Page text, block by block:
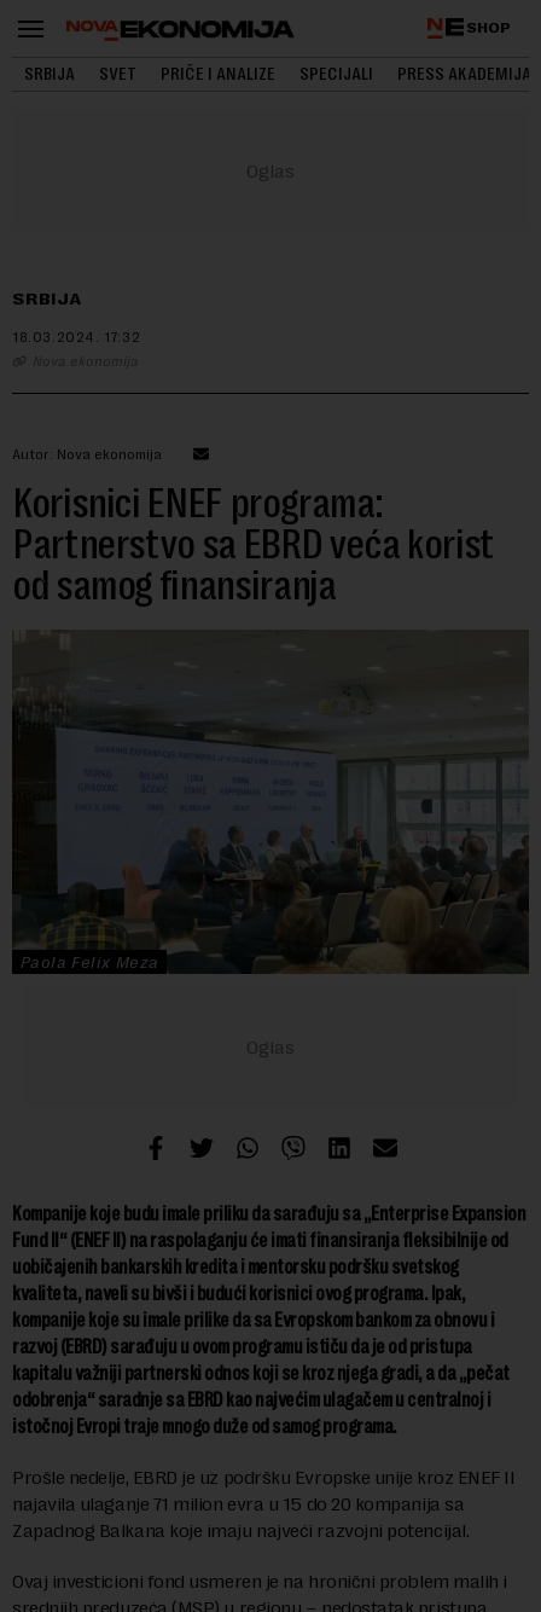
SHOP
SRBIJA SVET PRIČE I ANALIZE SPECIJALI PRESS AKADEMIJA
SRBIJA
18.03.2024. 17:32
Nova ekonomija
Autor: Nova ekonomija
Korisnici ENEF programa:
Partnerstvo sa EBRD veća korist
od samog finansiranja
Paola Felix Meza
Kompanije koje budu imale priliku da sarađuju sa „Enterprise Expansion
Fund II“ (ENEF II) na raspolaganju će imati finansiranja fleksibilnije od
uobičajenih bankarskih kredita i mentorsku podršku svetskog
kvaliteta, naveli su bivši i budući korisnici ovog programa. Ipak,
kompanije koje su imale prilike da sa Evropskom bankom za obnovu i
razvoj (EBRD) sarađuju u ovom programu ističu da je od pristupa
kapitalu važniji partnerski odnos koji se kroz njega gradi, a da „pečat
odobrenja“ saradnje sa EBRD kao najvećim ulagačem u centralnoj i
istočnoj Evropi traje mnogo duže od samog programa.
Prošle nedelje, EBRD je uz podršku Evropske unije kroz ENEF II
najavila ulaganje 71 milion evra u 15 do 20 kompanija sa
Zapadnog Balkana koje imaju najveći razvojni potencijal.
Ovaj investicioni fond usmeren je na hronični problem malih i